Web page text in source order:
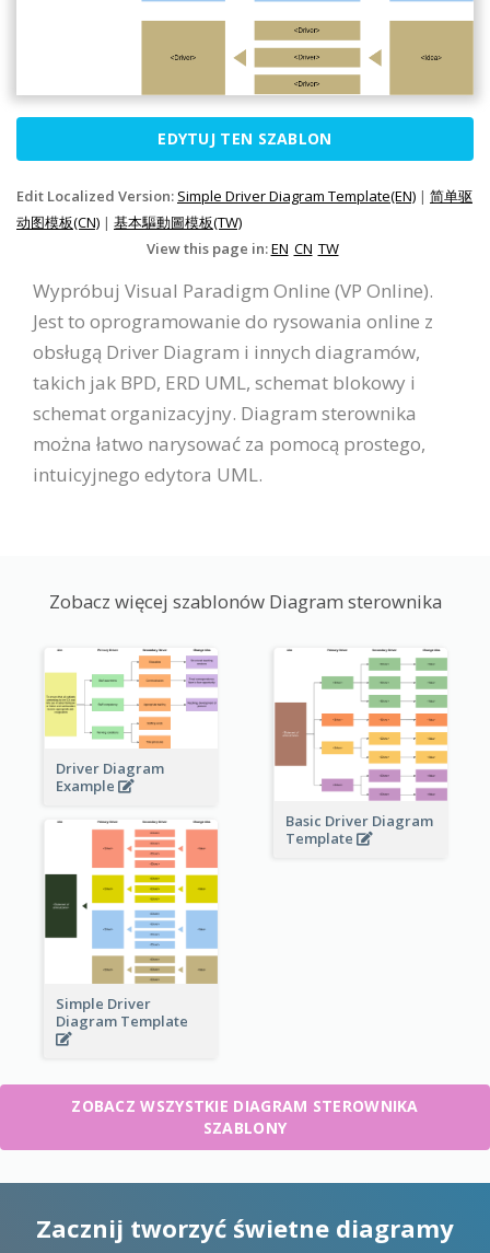
EDYTUJ TEN SZABLON
Edit Localized Version: Simple Driver Diagram Template(EN) | 简单驱
动图模板(CN) | 基本驅動圖模板(TW)
View this page in:EN CN TW
Wypróbuj Visual Paradigm Online (VP Online).
Jest to oprogramowanie do rysowania online z
obsługą Driver Diagram i innych diagramów,
takich jak BPD, ERD UML, schemat blokowy i
schemat organizacyjny. Diagram sterownika
można łatwo narysować za pomocą prostego,
intuicyjnego edytora UML.
Zobacz więcej szablonów Diagram sterownika
Driver Diagram
Example
Basic Driver Diagram
Template
Simple Driver
Diagram Template
ZOBACZ WSZYSTKIE DIAGRAM STEROWNIKA
SZABLONY
Zacznij tworzyć świetne diagramy